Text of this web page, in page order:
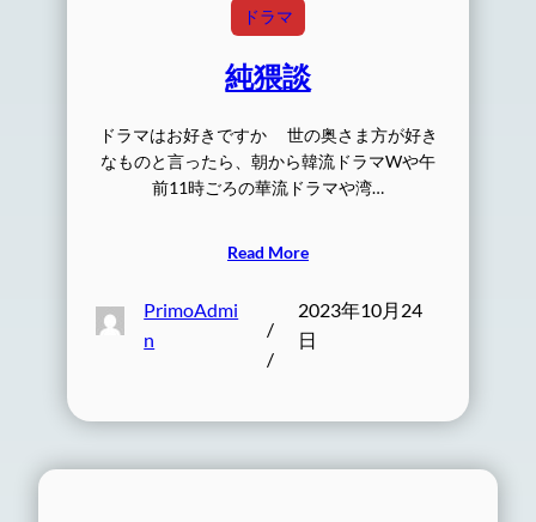
ドラマ
純猥談
ドラマはお好きですか 世の奥さま方が好き
なものと言ったら、朝から韓流ドラマWや午
前11時ごろの華流ドラマや湾…
Read More
PrimoAdmi
n
/
/
2023年10月24
日